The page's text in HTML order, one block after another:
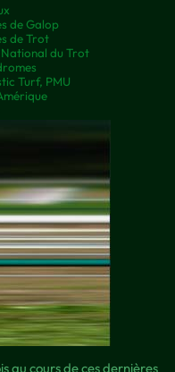
de Galop
de Trot
du Trot
Turf, PMU
au cours de ces dernières